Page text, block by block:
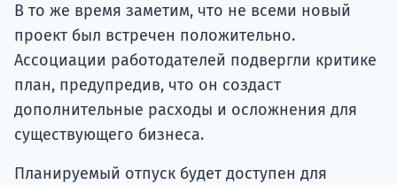
В то же время заметим, что не всеми новый
проект был встречен положительно.
Ассоциации работодателей подвергли критике
план, предупредив, что он создаст
дополнительные расходы и осложнения для
существующего бизнеса.
Планируемый отпуск будет доступен для